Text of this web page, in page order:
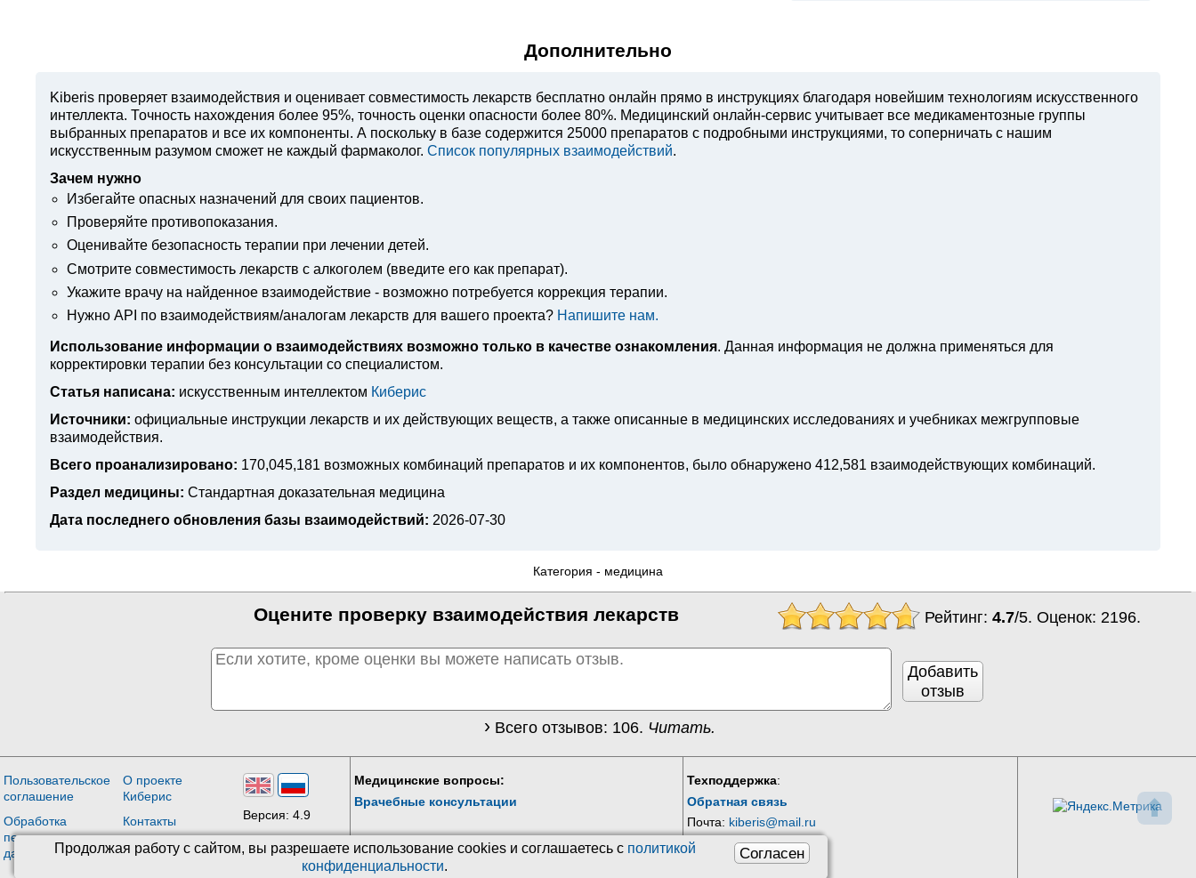
⬆
Согласен
Продолжая работу с сайтом, вы разрешаете использование сookies и соглашаетесь с политикой
конфиденциальности.
Дополнительно
Kiberis проверяет взаимодействия и оценивает совместимость лекарств бесплатно онлайн прямо в инструкциях благодаря новейшим технологиям искусственного
интеллекта. Точность нахождения более 95%, точность оценки опасности более 80%. Медицинский онлайн-сервис учитывает все медикаментозные группы
выбранных препаратов и все их компоненты. А поскольку в базе содержится 25000 препаратов с подробными инструкциями, то соперничать с нашим
искусственным разумом сможет не каждый фармаколог.Список популярных взаимодействий.
Зачем нужно
Избегайте опасных назначений для своих пациентов.
Проверяйте противопоказания.
Оценивайте безопасность терапии при лечении детей.
Смотрите совместимость лекарств с алкоголем (введите его как препарат).
Укажите врачу на найденное взаимодействие - возможно потребуется коррекция терапии.
Нужно API по взаимодействиям/аналогам лекарств для вашего проекта? Напишите нам.
Использование информации о взаимодействиях возможно только в качестве ознакомления. Данная информация не должна применяться для
корректировки терапии без консультации со специалистом.
Статья написана: искусственным интеллектом Киберис
Источники: официальные инструкции лекарств и их действующих веществ, а также описанные в медицинских исследованиях и учебниках межгрупповые
взаимодействия.
Всего проанализировано: 170,045,181 возможных комбинаций препаратов и их компонентов, было обнаружено 412,581 взаимодействующих комбинаций.
Раздел медицины: Стандартная доказательная медицина
Дата последнего обновления базы взаимодействий: 2026-07-30
Категория - медицина
Рейтинг: 4.7/5. Оценок: 2196.
Оцените проверку взаимодействия лекарств
Добавить
отзыв
Всего отзывов: 106. Читать.
Пользовательское
соглашение
Обработка
персональных
данных
О проекте
Киберис
Контакты
Версия: 4.9
Обновления
Медицинские вопросы:
Врачебные консультации
Техподдержка:
Обратная связь
Почта: kiberis@mail.ru